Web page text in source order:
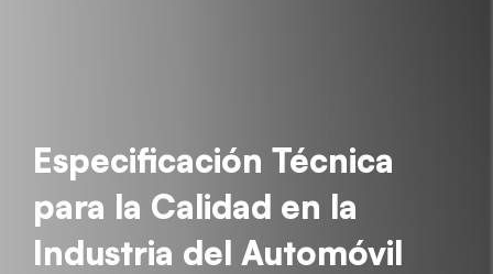
Especificación Técnica
para la Calidad en la
Industria del Automóvil